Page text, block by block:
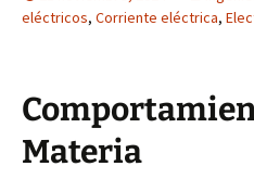
eléctricos, Corriente eléctrica,
Materia